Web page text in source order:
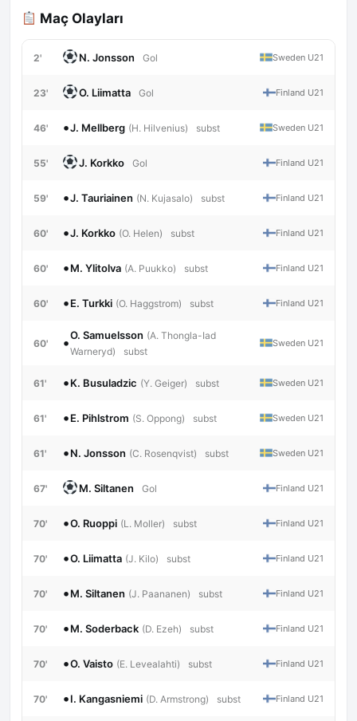
Maç Olayları
2' N. Jonsson Gol Sweden U21
23' O. Liimatta Gol Finland U21
46' •J. Mellberg (H. Hilvenius) subst Sweden U21
55' J. Korkko Gol Finland U21
59' •J. Tauriainen (N. Kujasalo) subst Finland U21
60' •J. Korkko (O. Helen) subst Finland U21
60' •M. Ylitolva (A. Puukko) subst Finland U21
60' •E. Turkki (O. Haggstrom) subst Finland U21
60' •O. Samuelsson (A. Thongla-Iad
Warneryd)
subst
Sweden U21
61' •K. Busuladzic (Y. Geiger) subst Sweden U21
61' •E. Pihlstrom (S. Oppong) subst Sweden U21
61' •N. Jonsson (C. Rosenqvist) subst Sweden U21
67' M. Siltanen Gol Finland U21
70' •O. Ruoppi (L. Moller) subst Finland U21
70' •O. Liimatta (J. Kilo) subst Finland U21
70' •M. Siltanen (J. Paananen) subst Finland U21
70' •M. Soderback (D. Ezeh) subst Finland U21
70' •O. Vaisto (E. Levealahti) subst Finland U21
70' •I. Kangasniemi (D. Armstrong) subst Finland U21